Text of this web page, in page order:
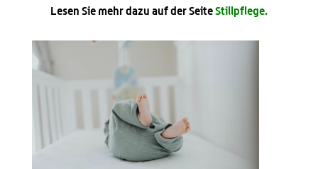
Lesen Sie mehr dazu auf der SeiteStillpflege.